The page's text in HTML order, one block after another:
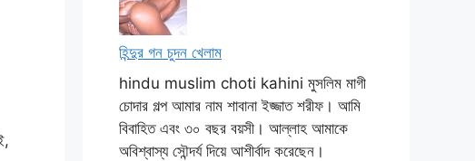
হিন্দুর গন চুদন খেলাম
hindu muslim choti kahini মুসলিম মাগী
চোদার গল্প আমার নাম শাবানা ইজ্জাত শরীফ। আমি
বিবাহিত এবং ৩০ বছর বয়সী। আল্লাহ আমাকে
অবিশ্বাস্য সৌন্দর্য দিয়ে আশীর্বাদ করেছেন।